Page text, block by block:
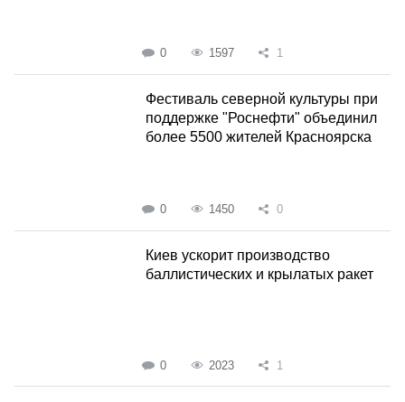
0 1597 1
Фестиваль северной культуры при
поддержке "Роснефти" объединил
более 5500 жителей Красноярска
0 1450 0
Киев ускорит производство
баллистических и крылатых ракет
0 2023 1